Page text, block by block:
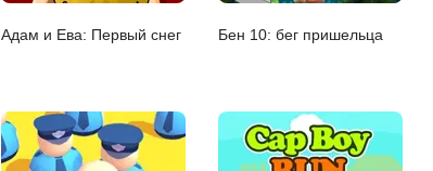
Адам и Ева: Первый снег Бен 10: бег пришельца